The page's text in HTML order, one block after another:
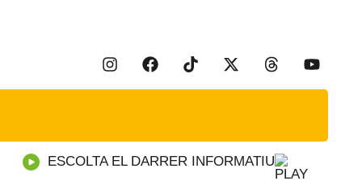
ESCOLTA EL DARRER INFORMATIU